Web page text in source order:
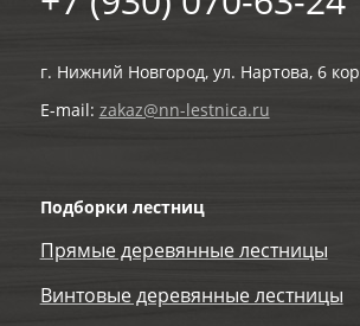
г. Нижний Новгород, ул. Нартова, 6
E-mail: zakaz@nn-lestnica.ru
Подборки лестниц
Прямые деревянные лестницы
Винтовые деревянные лестницы